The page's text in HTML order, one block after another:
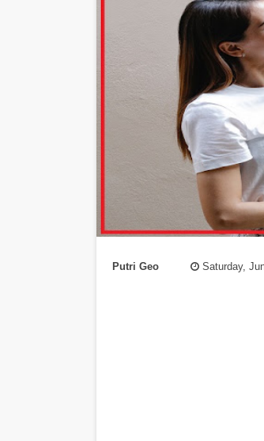
Putri Geo Saturday,